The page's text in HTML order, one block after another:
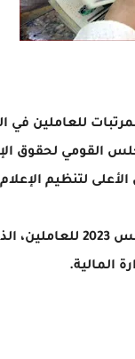
يوم الأحد 27 أغسطس 2023 ثاني
القومي لحقوق
لتنظيم
- صرف مرتبات شهر أغسطس
المالية.